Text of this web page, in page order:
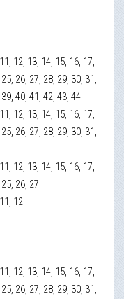
12, 13, 14, 15, 16, 17,
26, 27, 28, 29, 30, 31,
40, 41, 42, 43, 44
12, 13, 14, 15, 16, 17,
26, 27, 28, 29, 30, 31,
12, 13, 14, 15, 16, 17,
26, 27
12
12, 13, 14, 15, 16, 17,
26, 27, 28, 29, 30, 31,